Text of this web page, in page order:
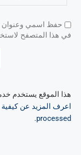
حفظ اسمي وعنوان
في هذا المتصفح
هذا الموقع يستخدم
اعرف المزيد عن كيفية
processed
.